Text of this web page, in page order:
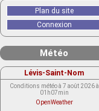
Plan du site
Connexion
Météo
Lévis-Saint-Nom
Conditions météo à 7 août 2026 à
01h07min
OpenWeather